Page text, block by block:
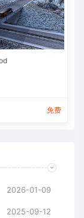
免费
2026-01-09
2025-09-12